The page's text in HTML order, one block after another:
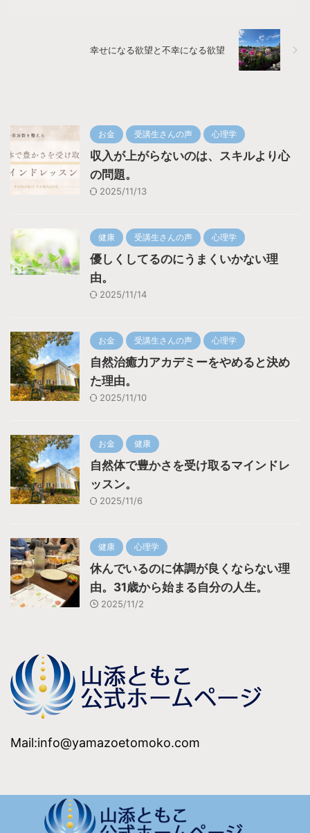
幸せになる欲望と不幸になる欲望
お金 受講生さんの声 心理学
収入が上がらないのは、スキルより心
の問題。
2025/11/13
健康 受講生さんの声 心理学
優しくしてるのにうまくいかない理
由。
2025/11/14
お金 受講生さんの声 心理学
自然治癒力アカデミーをやめると決め
た理由。
2025/11/10
お金 健康
自然体で豊かさを受け取るマインドレ
ッスン。
2025/11/6
健康 心理学
休んでいるのに体調が良くならない理
由。31歳から始まる自分の人生。
2025/11/2
Mail:info@yamazoetomoko.com